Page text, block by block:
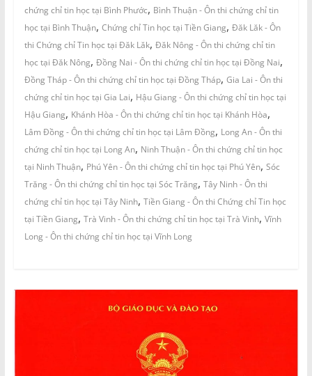
chứng chỉ tin học tại Bình Phước, Bình Thuận - Ôn thi chứng chỉ tin
học tại Bình Thuận, Chứng chỉ Tin học tại Tiền Giang, Đăk Lăk - Ôn
thi Chứng chỉ Tin học tại Đăk Lăk, Đăk Nông - Ôn thi chứng chỉ tin
học tại Đăk Nông, Đồng Nai - Ôn thi chứng chỉ tin học tại Đồng Nai,
Đồng Tháp - Ôn thi chứng chỉ tin học tại Đồng Tháp, Gia Lai - Ôn thi
chứng chỉ tin học tại Gia Lai, Hậu Giang - Ôn thi chứng chỉ tin học tại
Hậu Giang, Khánh Hòa - Ôn thi chứng chỉ tin học tại Khánh Hòa,
Lâm Đồng - Ôn thi chứng chỉ tin học tại Lâm Đồng, Long An - Ôn thi
chứng chỉ tin học tại Long An, Ninh Thuận - Ôn thi chứng chỉ tin học
tại Ninh Thuận, Phú Yên - Ôn thi chứng chỉ tin học tại Phú Yên, Sóc
Trăng - Ôn thi chứng chỉ tin học tại Sóc Trăng, Tây Ninh - Ôn thi
chứng chỉ tin học tại Tây Ninh, Tiền Giang - Ôn thi Chứng chỉ Tin học
tại Tiền Giang, Trà Vinh - Ôn thi chứng chỉ tin học tại Trà Vinh, Vĩnh
Long - Ôn thi chứng chỉ tin học tại Vĩnh Long